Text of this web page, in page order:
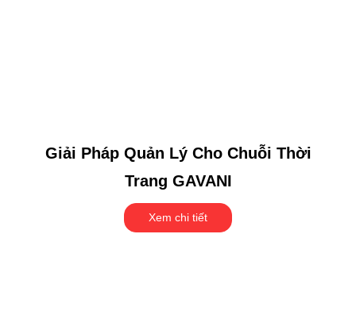
Giải Pháp Quản Lý Cho Chuỗi Thời
Trang GAVANI
Xem chi tiết